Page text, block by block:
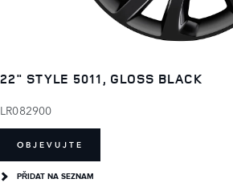
22" STYLE 5011, GLOSS BLACK
LR082900
OBJEVUJTE
PŘIDAT NA SEZNAM